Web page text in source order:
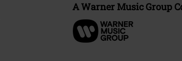
A Warner Music Group